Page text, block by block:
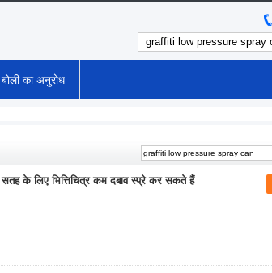
का अनुरोध
के लिए भित्तिचित्र कम दबाव स्प्रे कर सकते हैं